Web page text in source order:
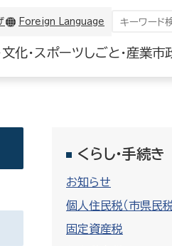
Foreign Language
文化・スポーツしごと・産業市
くらし・手続き
お知らせ
個人住民税（市県民税
固定資産税